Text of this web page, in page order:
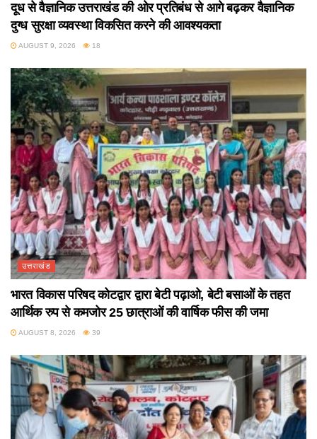
दूध से वैज्ञानिक उत्तराखंड की ओर प्रतिबंध से आगे बढ़कर वैज्ञानिक
दुग्ध सुरक्षा व्यवस्था विकसित करने की आवश्यकता
AUGUST 9, 2026 18
उत्तराखंड
भारत विकास परिषद कोटद्वार द्वारा बेटी पढ़ाओ, बेटी बसाओं के तहत
आर्थिक रुप से कमजोर 25 छात्राओं की वार्षिक फीस की जमा
AUGUST 8, 2026 39